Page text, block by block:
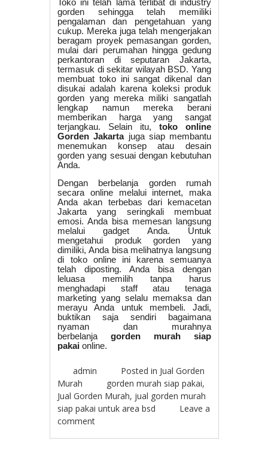
Toko ini telah lama terlibat di industry
gorden sehingga telah memiliki
pengalaman dan pengetahuan yang
cukup. Mereka juga telah mengerjakan
beragam proyek pemasangan gorden,
mulai dari perumahan hingga gedung
perkantoran di seputaran Jakarta,
termasuk di sekitar wilayah BSD. Yang
membuat toko ini sangat dikenal dan
disukai adalah karena koleksi produk
gorden yang mereka miliki sangatlah
lengkap namun mereka berani
memberikan harga yang sangat
terjangkau. Selain itu,
toko online
Gorden Jakarta juga siap membantu
menemukan konsep atau desain
gorden yang sesuai dengan kebutuhan
Anda.
Dengan berbelanja gorden rumah
secara online melalui internet, maka
Anda akan terbebas dari kemacetan
Jakarta yang seringkali membuat
emosi. Anda bisa memesan langsung
melalui gadget Anda. Untuk
mengetahui produk gorden yang
dimiliki, Anda bisa melihatnya langsung
di toko online ini karena semuanya
telah diposting. Anda bisa dengan
leluasa memilih tanpa harus
menghadapi staff atau tenaga
marketing yang selalu memaksa dan
merayu Anda untuk membeli. Jadi,
buktikan saja sendiri bagaimana
nyaman dan murahnya
berbelanja
gorden murah siap
pakai online.
admin Posted in Jual Gorden
Murah
gorden murah siap pakai,
Jual Gorden Murah, jual gorden murah
siap pakai untuk area bsd
Leave a
comment